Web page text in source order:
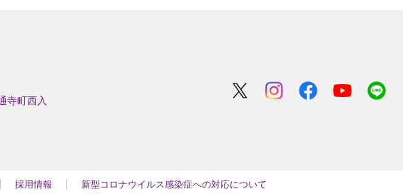
寺町西入
採用情報 新型コロナウイルス感染症への対応について